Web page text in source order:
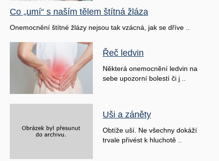
Co „umí“ s naším tělem štítná žláza
Onemocnění štítné žlázy nejsou tak vzácná, jak se dříve ..
Řeč ledvin
Některá onemocnění ledvin na
sebe upozorní bolestí či j ..
Uši a záněty
Obtíže uší. Ne všechny dokáží
trvale přivést k hluchotě ..